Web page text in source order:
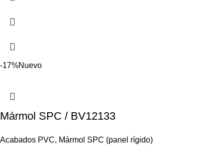
-17%Nuevo
Mármol SPC / BV12133
Acabados PVC, Mármol SPC (panel rígido)